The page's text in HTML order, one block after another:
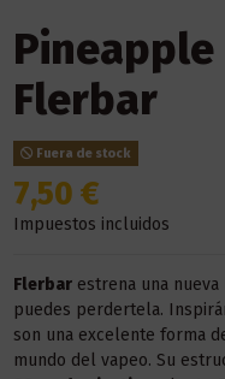
Pineapple
Flerbar
Fuera de stock
7,50 €
Impuestos incluidos
Flerbarestrena una nueva
puedes perdertela.
son una excelente forma
mundo del vapeo. Su